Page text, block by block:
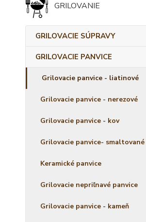
GRILOVANIE
GRILOVACIE SÚPRAVY
GRILOVACIE PANVICE
Grilovacie panvice - liatinové
Grilovacie panvice - nerezové
Grilovacie panvice - kov
Grilovacie panvice- smaltované
Keramické panvice
Grilovacie nepriľnavé panvice
Grilovacie panvice - kameň